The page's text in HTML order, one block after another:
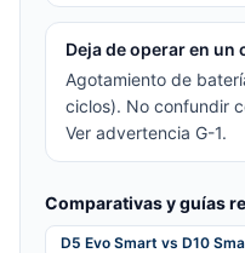
Deja de operar en un
Agotamiento de
ciclos). No confundir
Ver advertencia G-1.
Comparativas y guías
D5 Evo Smart vs D10